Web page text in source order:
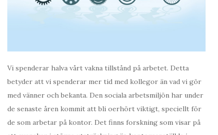
Vi spenderar halva vårt vakna tillstånd på arbetet. Detta
betyder att vi spenderar mer tid med kollegor än vad vi gör
med vänner och bekanta. Den sociala arbetsmiljön har under
de senaste åren kommit att bli oerhört viktigt, speciellt för
de som arbetar på kontor. Det finns forskning som visar på